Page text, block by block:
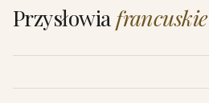
Przysłowiafrancuskie